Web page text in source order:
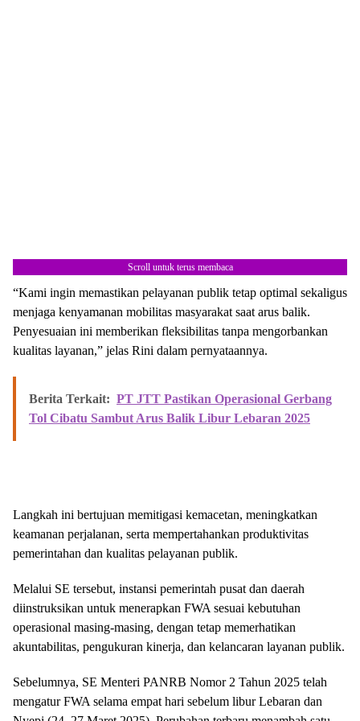
Scroll untuk terus membaca
“Kami ingin memastikan pelayanan publik tetap optimal sekaligus
menjaga kenyamanan mobilitas masyarakat saat arus balik.
Penyesuaian ini memberikan fleksibilitas tanpa mengorbankan
kualitas layanan,” jelas Rini dalam pernyataannya.
Berita Terkait: PT JTT Pastikan Operasional Gerbang
Tol Cibatu Sambut Arus Balik Libur Lebaran 2025
Langkah ini bertujuan memitigasi kemacetan, meningkatkan
keamanan perjalanan, serta mempertahankan produktivitas
pemerintahan dan kualitas pelayanan publik.
Melalui SE tersebut, instansi pemerintah pusat dan daerah
diinstruksikan untuk menerapkan FWA sesuai kebutuhan
operasional masing-masing, dengan tetap memerhatikan
akuntabilitas, pengukuran kinerja, dan kelancaran layanan publik.
Sebelumnya, SE Menteri PANRB Nomor 2 Tahun 2025 telah
mengatur FWA selama empat hari sebelum libur Lebaran dan